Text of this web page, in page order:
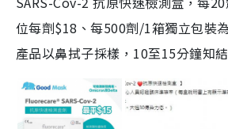
位每劑$18、每500劑/1箱獨立包裝
產品以鼻拭子採樣，10至15分鐘知